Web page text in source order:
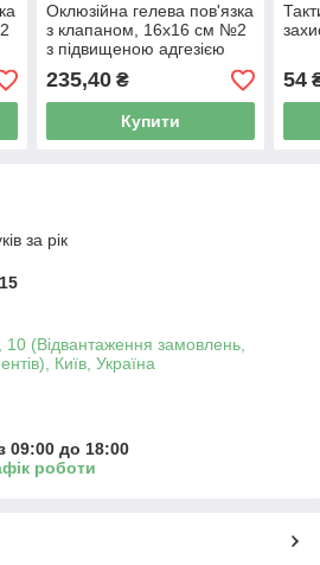
Оклюзійна гелева пов'язка
з клапаном, 16х16 см №2
з підвищеною адгезією
(індекс 33)
235,40₴
Купити
54
за рік
(Відвантаження замовлень,
Київ, Україна
09:00 до 18:00
роботи